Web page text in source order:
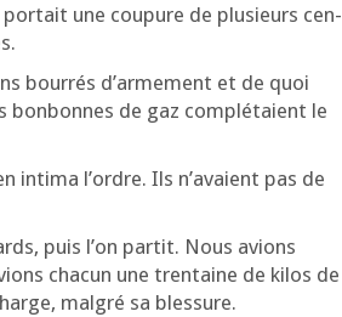
une cou­pure de plu­sieurs cen­
bour­rés d’ar­me­ment et de quoi
bon­bonnes de gaz com­plé­taient le
inti­ma l’ordre. Ils n’a­vaient pas de
puis l’on par­tit. Nous avions
cha­cun une tren­taine de kilos de
mal­gré sa blessure.